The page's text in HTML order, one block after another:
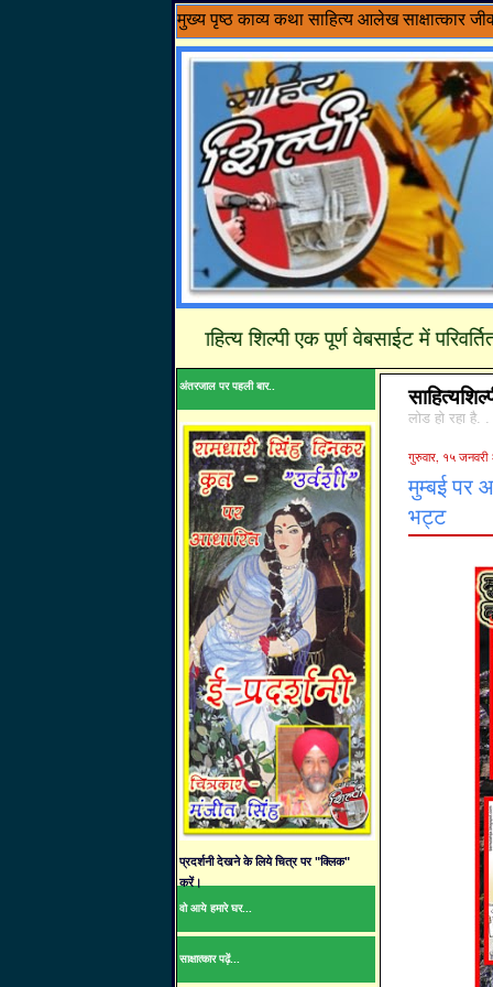
मुख्य पृष्ठ काव्य कथा साहित्य आलेख साक्षात्कार
........साहित्य शिल्पी एक पूर्ण वेबसाईट में परिवर्तित
अंतरजाल पर पहली बार..
प्रदर्शनी देखने के लिये चित्र पर "क्लिक"
करें।
वो आये हमारे घर...
साक्षात्कार पढ़ें...
लोड हो रहा है. .
गुरुवार, १५ जनवरी
मुम्बई पर
भट्ट